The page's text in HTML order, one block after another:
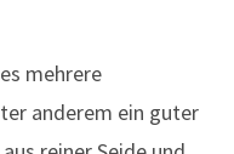
mehrere
anderem ein guter